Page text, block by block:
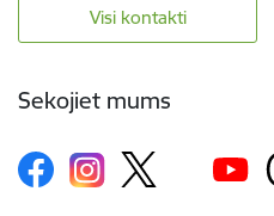
Visi kontakti
Sekojiet mums